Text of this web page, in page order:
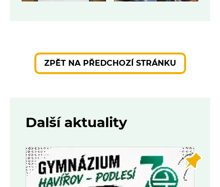
ZPĚT NA PŘEDCHOZÍ STRÁNKU
Další aktuality